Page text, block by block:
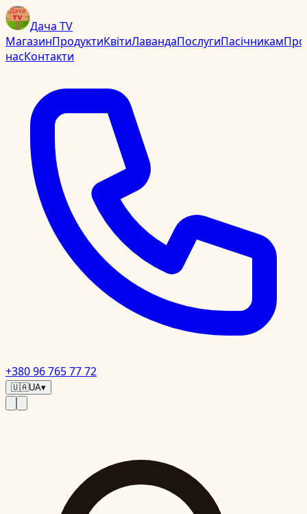
Дача TV
МагазинПродуктиКвітиЛавандаПослугиПасічникамПро
насКонтакти
+380 96 765 77 72
🇺🇦UA▾